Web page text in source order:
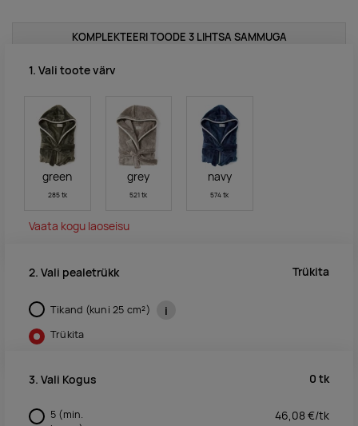
KOMPLEKTEERI TOODE 3 LIHTSA SAMMUGA
1. Vali toote värv
green
285 tk
grey
521 tk
navy
574 tk
Vaata kogu laoseisu
2. Vali pealetrükk Trükita
Tikand (kuni 25 cm²) i
Trükita
3. Vali Kogus 0 tk
5 (min.
46,08€/tk